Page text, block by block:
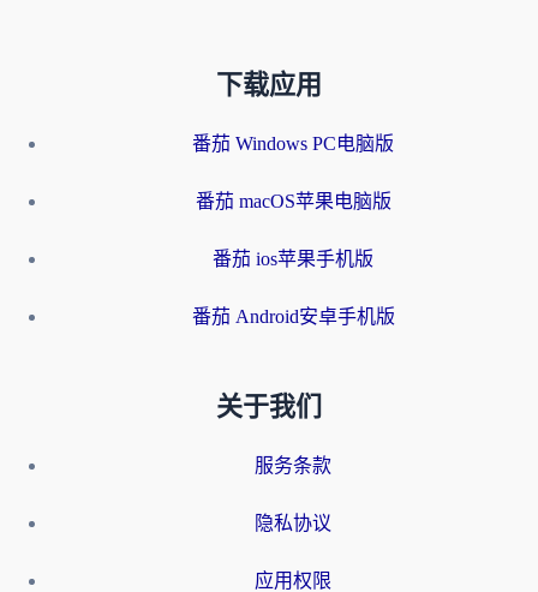
下载应用
番茄 Windows PC电脑版
番茄 macOS苹果电脑版
番茄 ios苹果手机版
番茄 Android安卓手机版
关于我们
服务条款
隐私协议
应用权限